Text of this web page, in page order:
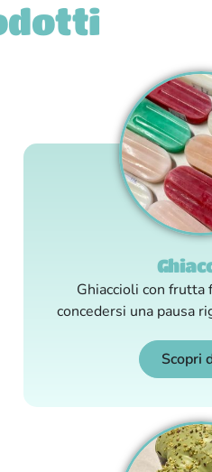
Ghiaccioli con frutta
concedersi una pausa
Scopri